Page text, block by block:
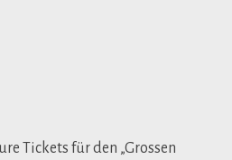
Tickets für den „Grossen